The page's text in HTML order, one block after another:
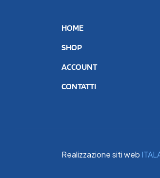
HOME
SHOP
ACCOUNT
CONTATTI
Realizzazione siti web